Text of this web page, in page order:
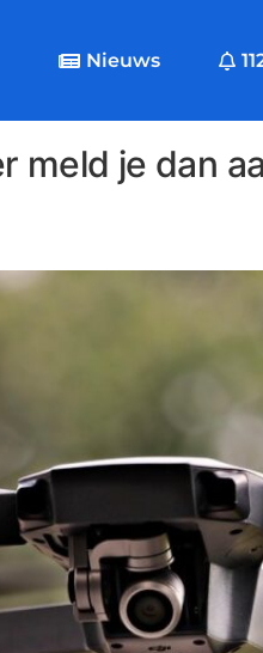
Nieuws
meld je dan